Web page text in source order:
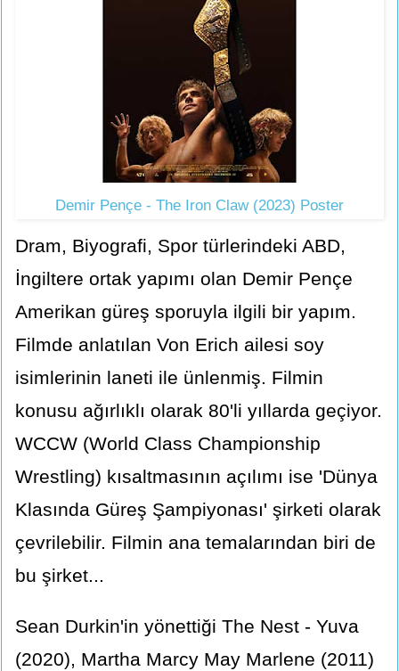
Demir Pençe - The Iron Claw (2023) Poster
Dram, Biyografi, Spor türlerindeki ABD,
İngiltere ortak yapımı olan Demir Pençe
Amerikan güreş sporuyla ilgili bir yapım.
Filmde anlatılan Von Erich ailesi soy
isimlerinin laneti ile ünlenmiş. Filmin
konusu ağırlıklı olarak 80'li yıllarda geçiyor.
WCCW (World Class Championship
Wrestling) kısaltmasının açılımı ise 'Dünya
Klasında Güreş Şampiyonası' şirketi olarak
çevrilebilir. Filmin ana temalarından biri de
bu şirket...
Sean Durkin'in yönettiği The Nest - Yuva
(2020), Martha Marcy May Marlene (2011)